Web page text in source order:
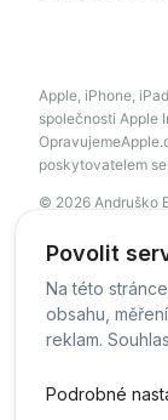
Povolit
Na této
obsahu,
reklam.
Podrobné
Apple, iPhone,
společnosti Apple
poskytovatelem
© 2026 Andruško
©
Běžíme na